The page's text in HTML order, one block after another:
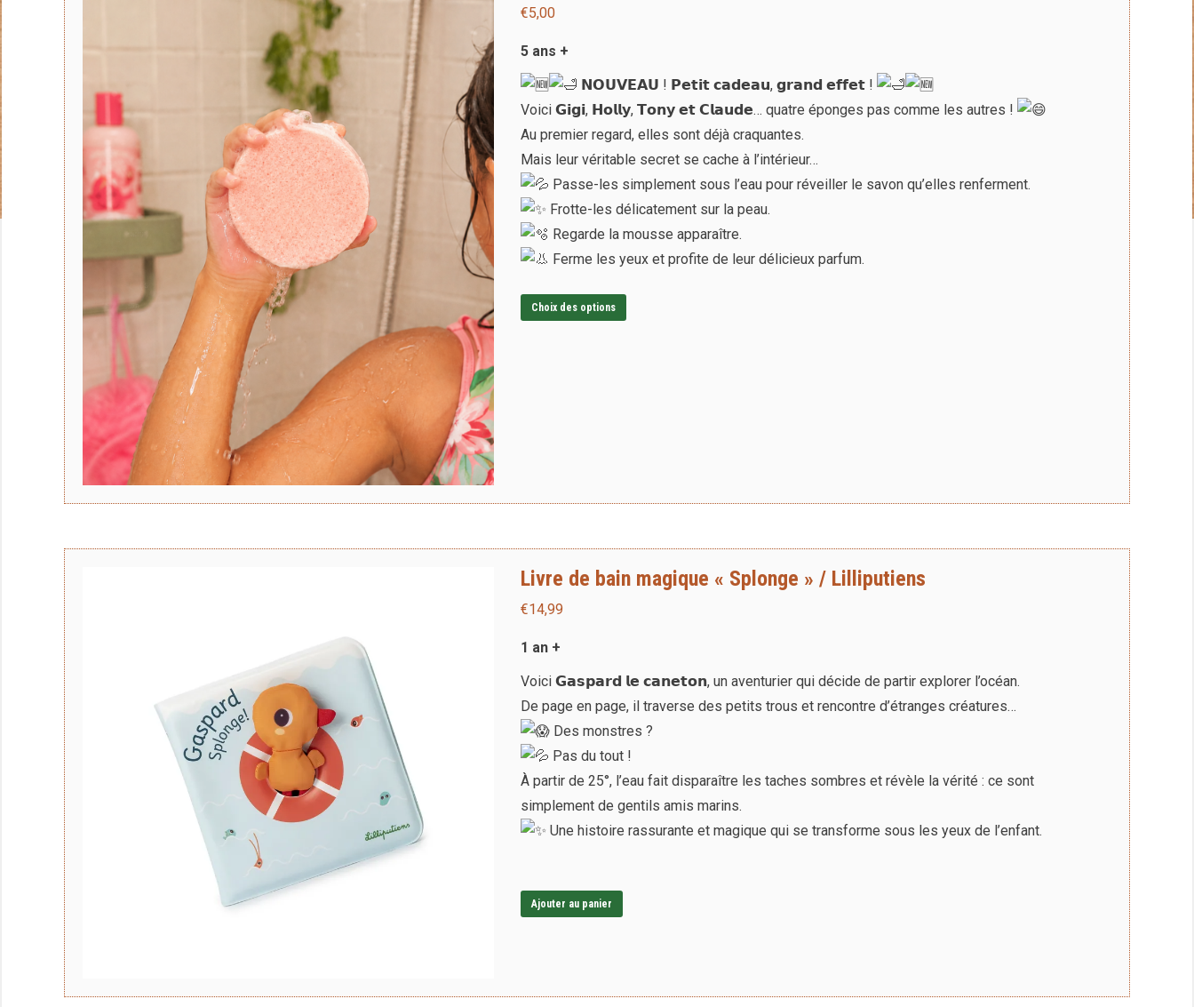
choisies
sur
la
page
du
produit
€5,00
5 ans +
𝗡𝗢𝗨𝗩𝗘𝗔𝗨 ! 𝗣𝗲𝘁𝗶𝘁 𝗰𝗮𝗱𝗲𝗮𝘂, 𝗴𝗿𝗮𝗻𝗱 𝗲𝗳𝗳𝗲𝘁 !
Voici 𝗚𝗶𝗴𝗶, 𝗛𝗼𝗹𝗹𝘆, 𝗧𝗼𝗻𝘆 𝗲𝘁 𝗖𝗹𝗮𝘂𝗱𝗲… quatre éponges pas comme les autres !
Au premier regard, elles sont déjà craquantes.
Mais leur véritable secret se cache à l’intérieur…
Passe-les simplement sous l’eau pour réveiller le savon qu’elles renferment.
Frotte-les délicatement sur la peau.
Regarde la mousse apparaître.
Ferme les yeux et profite de leur délicieux parfum.
Choix des options
être
sur
la
Livre de bain magique « Splonge » / Lilliputiens
€14,99
1 an +
Voici 𝗚𝗮𝘀𝗽𝗮𝗿𝗱 𝗹𝗲 𝗰𝗮𝗻𝗲𝘁𝗼𝗻, un aventurier qui décide de partir explorer l’océan.
De page en page, il traverse des petits trous et rencontre d’étranges créatures…
Des monstres ?
Pas du tout !
À partir de 25°, l’eau fait disparaître les taches sombres et révèle la vérité : ce sont
simplement de gentils amis marins.
Une histoire rassurante et magique qui se transforme sous les yeux de l’enfant.
Ajouter au panier